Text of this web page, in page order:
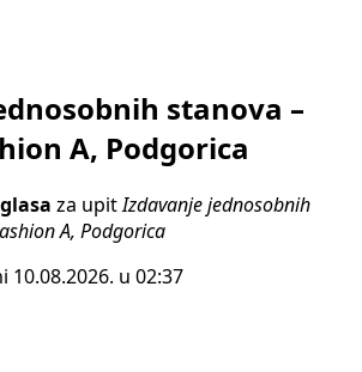
stanova –
A, Podgorica
za upit Izdavanje jednosobnih
A, Podgorica
10.08.2026. u 02:37